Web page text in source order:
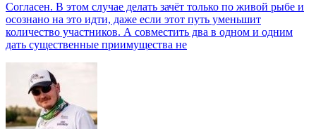
Согласен. В этом случае делать зачёт только по живой рыбе и
осознано на это идти, даже если этот путь уменьшит
количество участников. А совместить два в одном и одним
дать существенные приимущества не